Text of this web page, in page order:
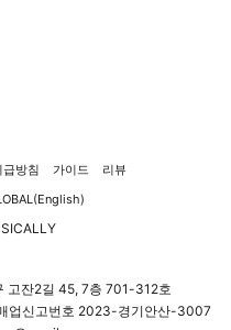
급방침 가이드
리뷰
고잔2길 45, 7층 701-312호
업신고번호 2023-경기안산-3007